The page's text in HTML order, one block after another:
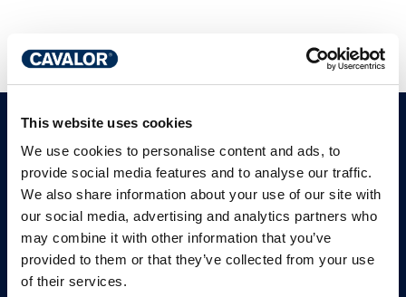
This website uses cookies
We use cookies to personalise content and ads, to
provide social media features and to analyse our traffic.
We also share information about your use of our site with
our social media, advertising and analytics partners who
may combine it with other information that you’ve
provided to them or that they’ve collected from your use
of their services.
PLUS CAVALOR
Conseil en ligne gratuit
Calculez le poids
Consultez notre catalogue
Laissez un avis